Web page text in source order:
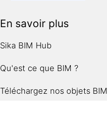
En savoir plus
Sika BIM Hub
Qu'est ce que BIM ?
Téléchargez nos objets BIM